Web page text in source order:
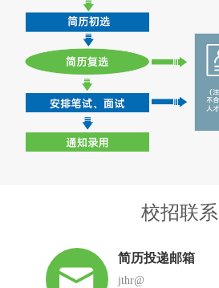
校招联系
简历投递邮箱
jthr@